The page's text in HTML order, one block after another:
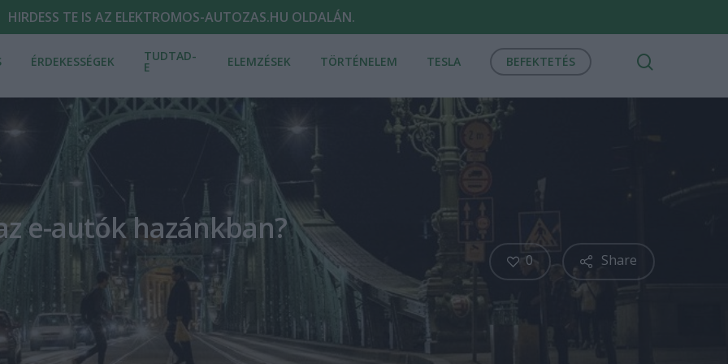
HIRDESS TE IS AZ ELEKTROMOS-AUTOZAS.HU OLDALÁN.
ÉRDEKESSÉGEK TUDTAD-
E ELEMZÉSEK TÖRTÉNELEM TESLA BEFEKTETÉS
e-autók hazánkban?
Share
0